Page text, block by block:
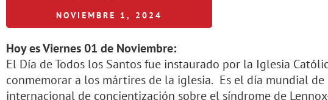
NOVIEMBRE 1, 2024
Hoy es Viernes 01 de Noviembre:
El Día de Todos los Santos fue instaurado por la Iglesia
conmemorar a los mártires de la iglesia. Es el día mundial
internacional de concientización sobre el síndrome de